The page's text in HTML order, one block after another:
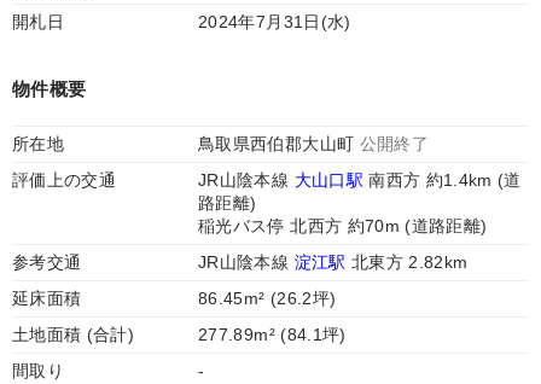
開札日
2024年7月31日(水)
物件概要
所在地 鳥取県西伯郡大山町 公開終了
評価上の交通
JR山陰本線 大山口駅 南西方 約1.4km (道
路距離)
稲光バス停 北西方 約70m (道路距離)
参考交通
JR山陰本線 淀江駅 北東方 2.82km
延床面積
86.45m² (26.2坪)
土地面積 (合計)
277.89m² (84.1坪)
間取り
-